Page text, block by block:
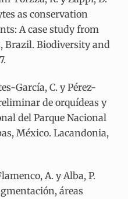
as conservation
A case study from
Brazil. Biodiversity and
García, C. y Pérez-
de orquídeas y
del Parque Nacional
México. Lacandonia,
A. y Alba, P.
áreas